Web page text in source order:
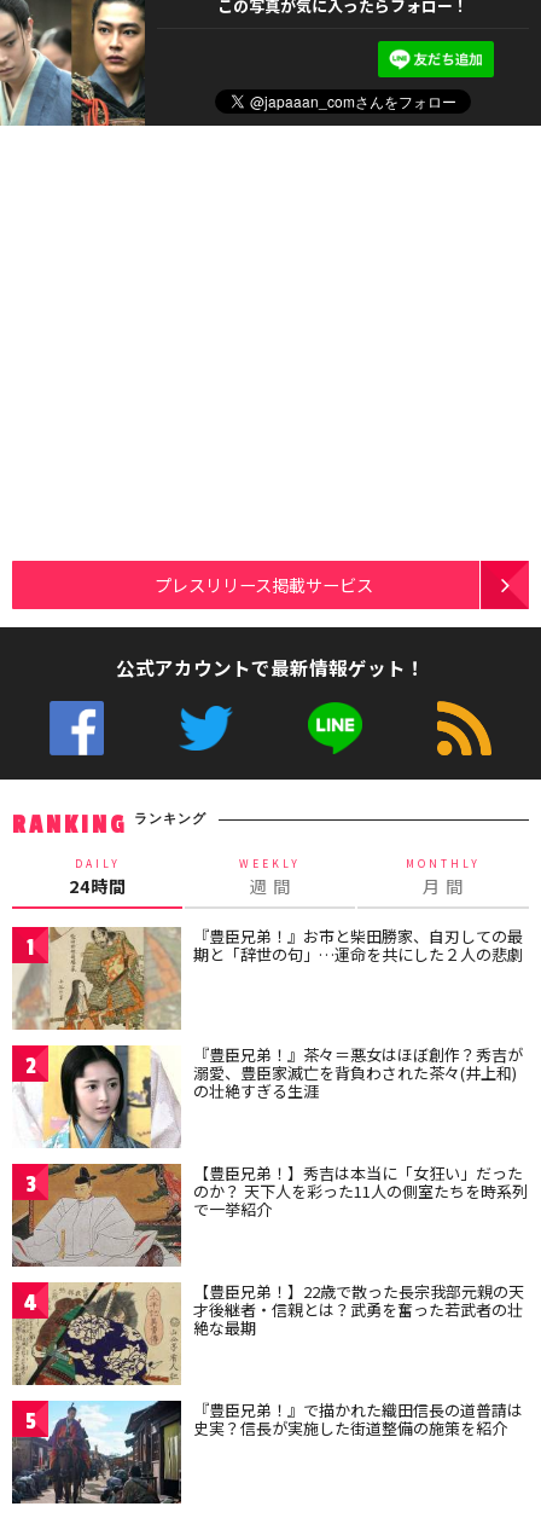
この写真が気に入ったらフォロー！
プレスリリース掲載サービス
公式アカウントで最新情報ゲット！
RANKING ランキング
DAILY
24時間
WEEKLY
週 間
MONTHLY
月 間
1 『豊臣兄弟！』お市と柴田勝家、自刃しての最
期と「辞世の句」…運命を共にした２人の悲劇
2 『豊臣兄弟！』茶々＝悪女はほぼ創作？秀吉が
溺愛、豊臣家滅亡を背負わされた茶々(井上和)
の壮絶すぎる生涯
3 【豊臣兄弟！】秀吉は本当に「女狂い」だった
のか？ 天下人を彩った11人の側室たちを時系列
で一挙紹介
4 【豊臣兄弟！】22歳で散った長宗我部元親の天
才後継者・信親とは？武勇を奮った若武者の壮
絶な最期
5 『豊臣兄弟！』で描かれた織田信長の道普請は
史実？信長が実施した街道整備の施策を紹介